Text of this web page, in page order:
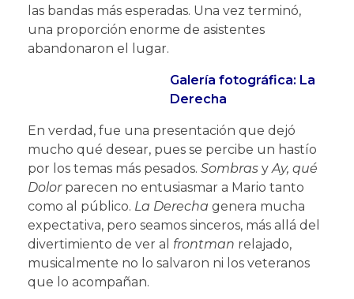
las bandas más esperadas. Una vez terminó,
una proporción enorme de asistentes
abandonaron el lugar.
Galería fotográfica: La
Derecha
En verdad, fue una presentación que dejó
mucho qué desear, pues se percibe un hastío
por los temas más pesados. Sombras y Ay, qué
Dolorparecen no entusiasmar a Mario tanto
como al público. La Derecha genera mucha
expectativa, pero seamos sinceros, más allá del
divertimiento de ver al frontman relajado,
musicalmente no lo salvaron ni los veteranos
que lo acompañan.